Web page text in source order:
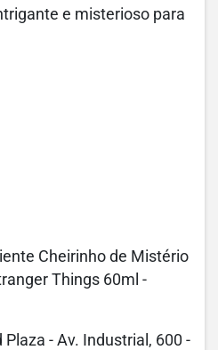
e misterioso para
Cheirinho de Mistério
Things 60ml -
- Av. Industrial, 600 -